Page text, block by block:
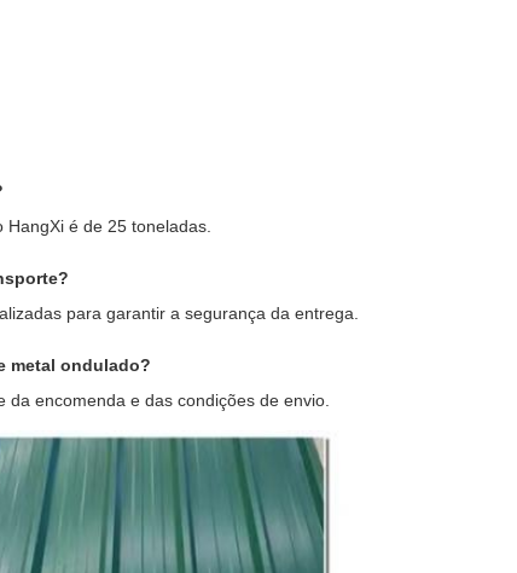
é de 25 toneladas.
para garantir a segurança da entrega.
metal ondulado?
encomenda e das condições de envio.